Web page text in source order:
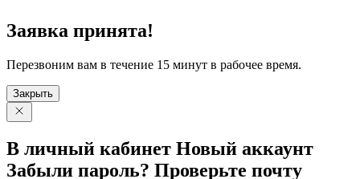
Заявка принята!
Перезвоним вам в течение 15 минут в рабочее время.
Закрыть
В личный кабинет Новый аккаунт
Забыли пароль? Проверьте почту